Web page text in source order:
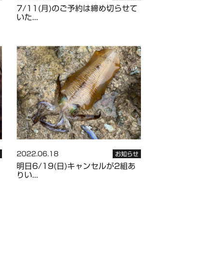
7/11(月)のご予約は締め切らせて
いた...
2022.06.18 お知らせ
明日6/19(日)キャンセルが2組あ
りい...